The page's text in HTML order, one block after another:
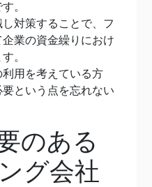
。
対策することで、フ
業の資金繰りにおけ
。
用を考えている方
という点を忘れない
のある
グ会社